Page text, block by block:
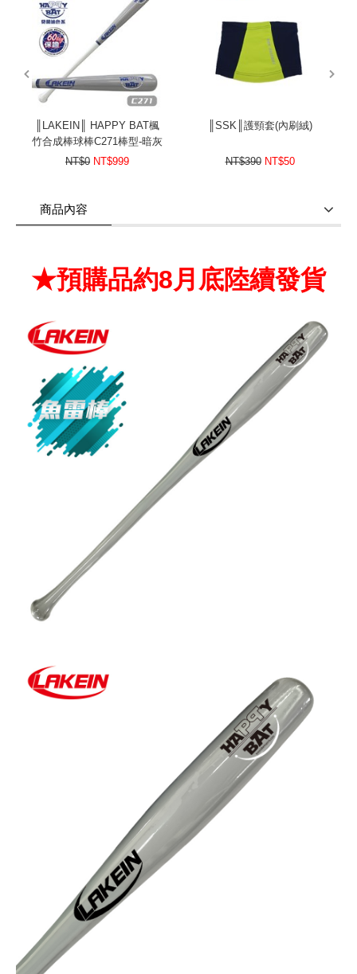
║LAKEIN║ HAPPY BAT楓
竹合成棒球棒C271棒型-暗灰
色
NT$0 NT$999
║SSK║護頸套(內刷絨)
NT$390 NT$50
商品內容
★預購品約8月底陸續發貨